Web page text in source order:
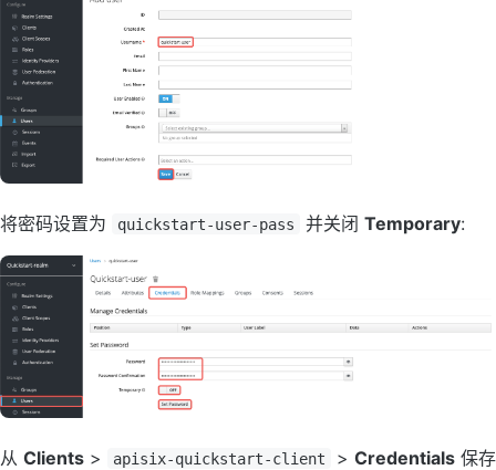
将密码设置为 quickstart-user-pass 并关闭 Temporary:
从 Clients > apisix-quickstart-client > Credentials保存